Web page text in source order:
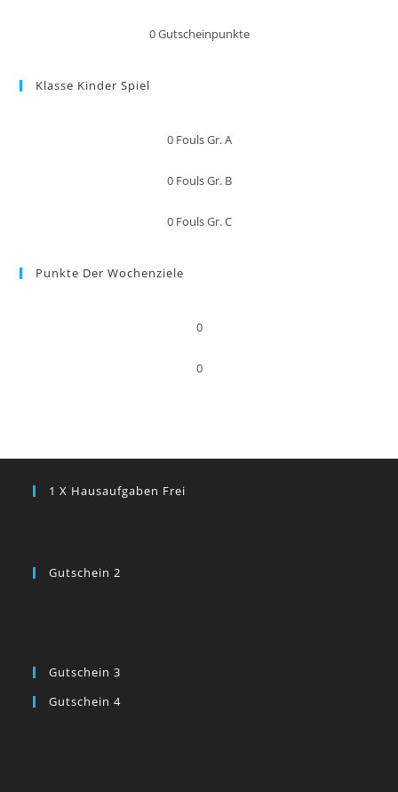
0Gutscheinpunkte
Klasse Kinder Spiel
0 Fouls Gr. A
0 Fouls Gr. B
0 Fouls Gr. C
Punkte Der Wochenziele
0
0
1 X Hausaufgaben Frei
Gutschein 2
Gutschein 3
Gutschein 4